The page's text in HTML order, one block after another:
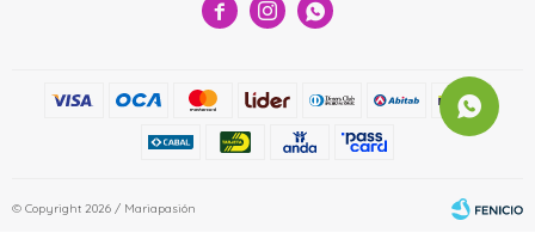
  
© Copyright 2026 / Mariapasión